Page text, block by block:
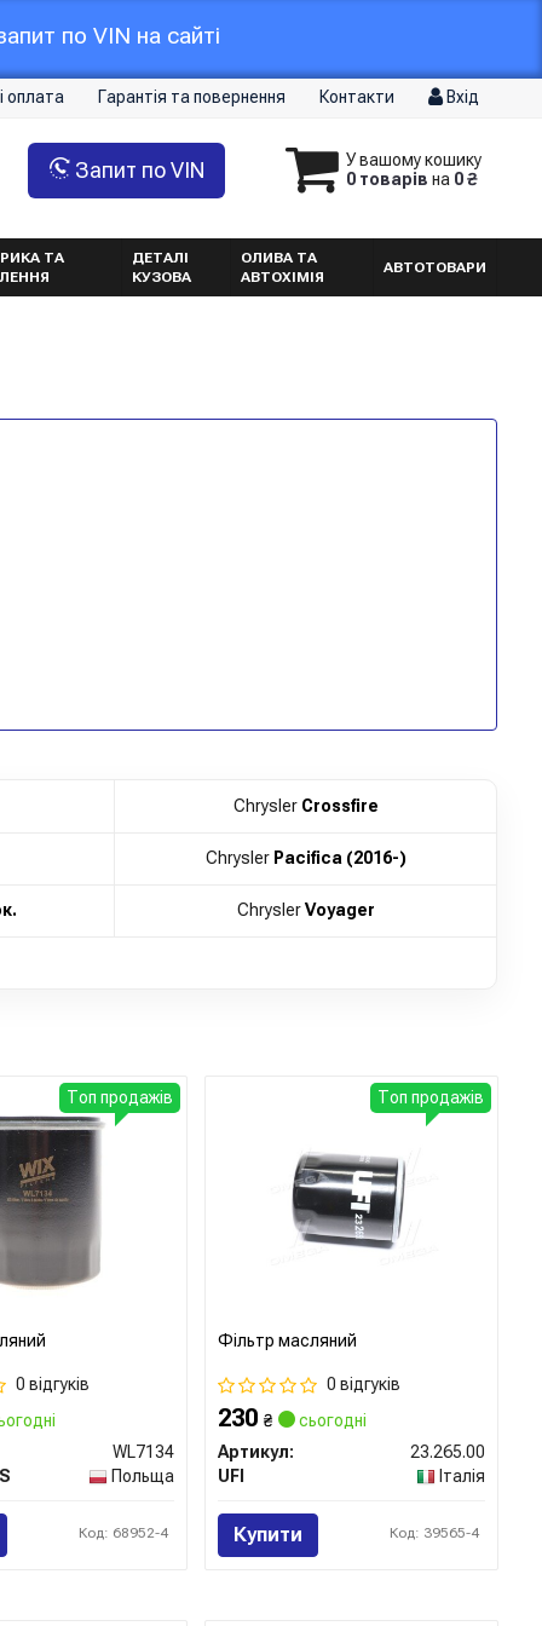
по VIN на сайті
оплата Гарантія та повернення Контакти Вхід
У вашому кошику
0 товарів на 0 ₴
Запит по VIN
ТА
ДЕТАЛІ
КУЗОВА
ОЛИВА ТА
АВТОХІМІЯ
АВТОТОВАРИ
Chrysler Crossfire
Chrysler Pacifica (2016-)
ChryslerVoyager
0 відгуків
WL7134
Польща
Код: 68952-4
Топ продажів
Фільтр масляний
0 відгуків
230 ₴
сьогодні
Артикул:
23.265.00
UFI
Італія
Купити Код: 39565-4
Топ продажів